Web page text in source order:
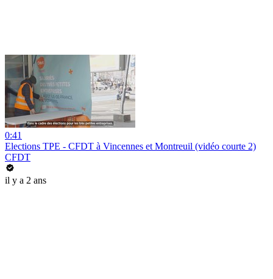
0:41
Elections TPE - CFDT à Vincennes et Montreuil (vidéo courte 2)
CFDT
il y a 2 ans